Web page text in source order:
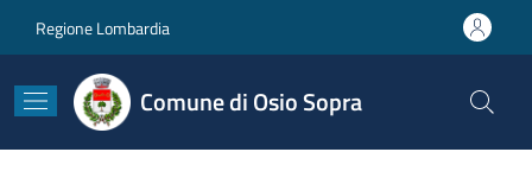
Regione Lombardia
Comune di Osio Sopra